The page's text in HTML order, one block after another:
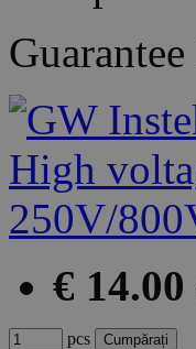
Guarantee
€ 14.00
pcs